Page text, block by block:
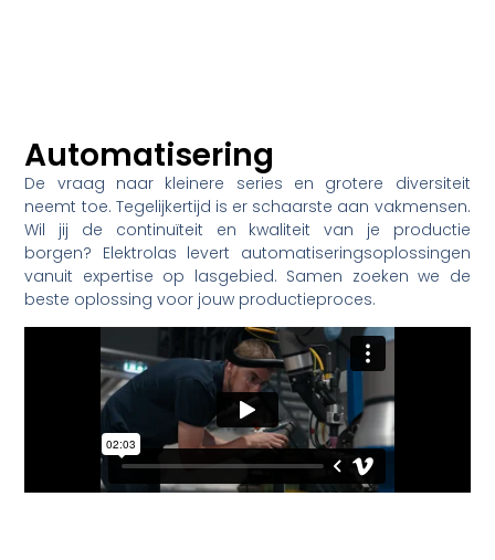
Automatisering
De vraag naar kleinere series en grotere diversiteit
neemt toe. Tegelijkertijd is er schaarste aan vakmensen.
Wil jij de continuïteit en kwaliteit van je productie
borgen? Elektrolas levert automatiseringsoplossingen
vanuit expertise op lasgebied. Samen zoeken we de
beste oplossing voor jouw productieproces.